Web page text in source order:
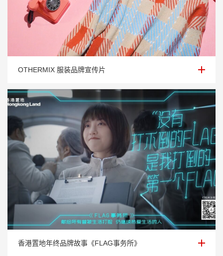
OTHERMIX 服装品牌宣传片
OTHERMIX 服装品牌宣传片
香港置地年终品牌故事《FLAG事务所》
香港置地年终品牌故事《FLAG事务所》